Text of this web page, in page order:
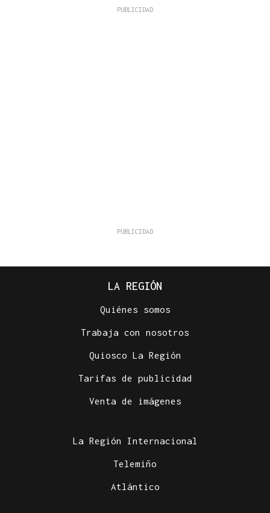
LA REGIÓN
Quiénes somos
Trabaja con nosotros
Quiosco La Región
Tarifas de publicidad
Venta de imágenes
La Región Internacional
Telemiño
Atlántico